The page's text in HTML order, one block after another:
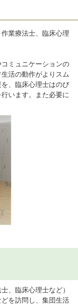
業療法士、臨床心理
ミュニケーションの
活の動作がよりスム
、臨床心理士はのび
います。また必要に
、臨床心理士など）
を訪問し、集団生活